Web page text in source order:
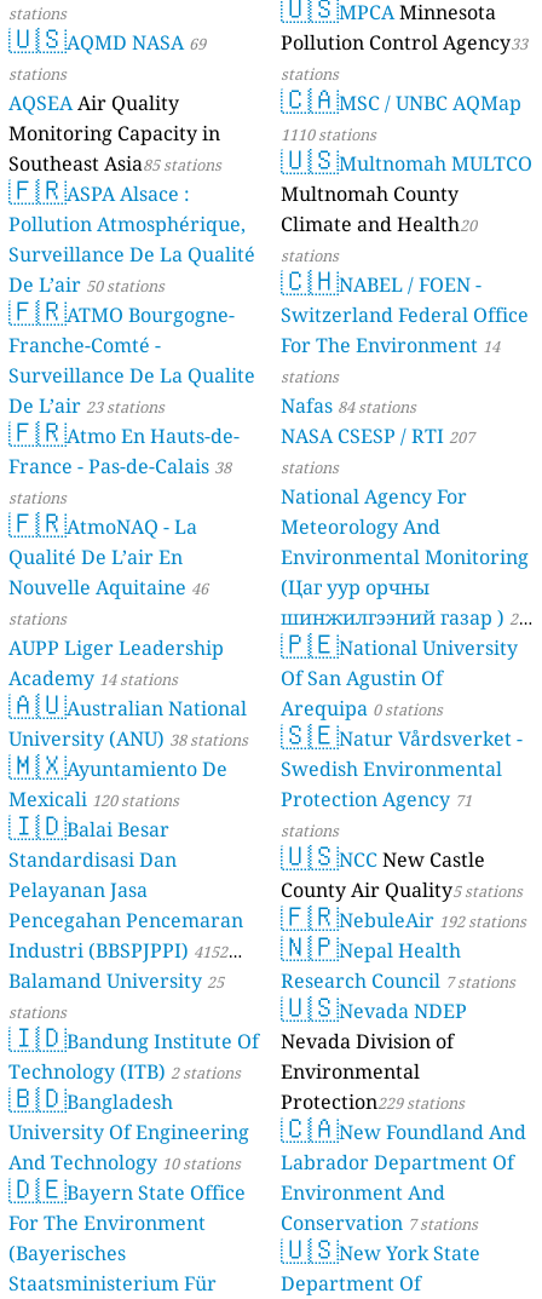
stations
🇺🇸AQMD NASA 69
stations
AQSEAAir Quality
Monitoring Capacity in
Southeast Asia85 stations
🇫🇷ASPA Alsace :
Pollution Atmosphérique,
Surveillance De La Qualité
De L’air 50 stations
🇫🇷ATMO Bourgogne-
Franche-Comté -
Surveillance De La Qualite
De L’air 23 stations
🇫🇷Atmo En Hauts-de-
France - Pas-de-Calais 38
stations
🇫🇷AtmoNAQ - La
Qualité De L’air En
Nouvelle Aquitaine 46
stations
AUPP Liger Leadership
Academy 14 stations
🇦🇺Australian National
University (ANU) 38 stations
🇲🇽Ayuntamiento De
Mexicali 120 stations
🇮🇩Balai Besar
Standardisasi Dan
Pelayanan Jasa
Pencegahan Pencemaran
Industri (BBSPJPPI) 4152
stations
Balamand University25
stations
🇮🇩Bandung Institute Of
Technology (ITB) 2 stations
🇧🇩Bangladesh
University Of Engineering
And Technology 10 stations
🇩🇪Bayern State Office
For The Environment
(Bayerisches
Staatsministerium Für
MPCAMinnesota
Pollution Control Agency33
stations
🇨🇦MSC / UNBC AQMap
1110 stations
🇺🇸Multnomah MULTCO
Multnomah County
Climate and Health20
stations
🇨🇭NABEL / FOEN -
Switzerland Federal Office
For The Environment 14
stations
Nafas 84 stations
NASA CSESP / RTI 207
stations
National Agency For
Meteorology And
Environmental Monitoring
(Цаг уур орчны
шинжилгээний газар ) 21
stations
🇵🇪National University
Of San Agustin Of
Arequipa 0 stations
🇸🇪Natur Vårdsverket -
Swedish Environmental
Protection Agency 71
stations
🇺🇸NCCNew Castle
County Air Quality5 stations
🇫🇷NebuleAir 192 stations
🇳🇵Nepal Health
Research Council 7 stations
🇺🇸Nevada NDEP
Nevada Division of
Environmental
Protection229 stations
🇨🇦New Foundland And
Labrador Department Of
Environment And
Conservation 7 stations
🇺🇸New York State
Department Of